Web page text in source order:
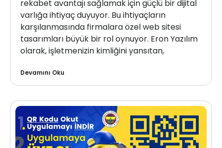
rekabet avantajı sağlamak için güçlü bir dijital
varlığa ihtiyaç duyuyor. Bu ihtiyaçların
karşılanmasında firmalara özel web sitesi
tasarımları büyük bir rol oynuyor. Eron Yazılım
olarak, işletmenizin kimliğini yansıtan,
Devamını Oku